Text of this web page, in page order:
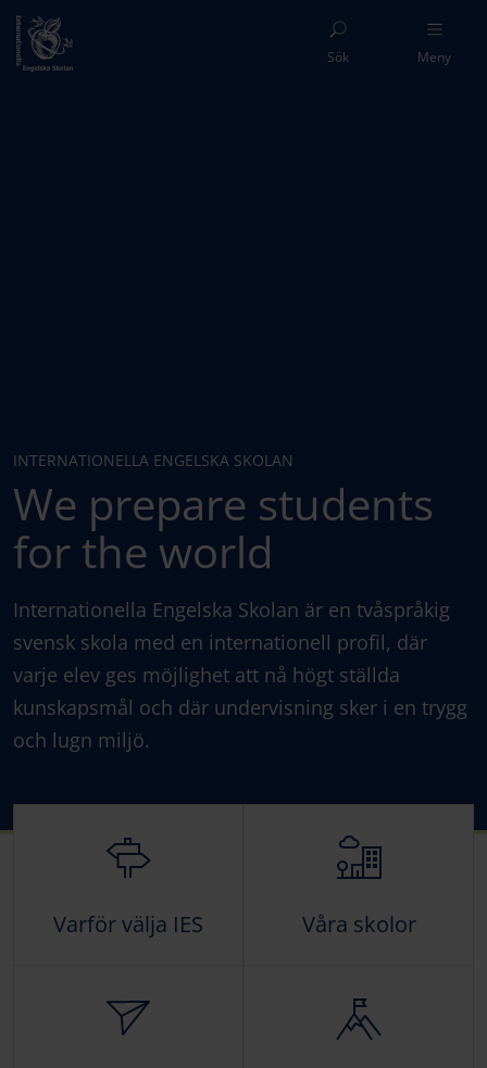
Sök Meny
INTERNATIONELLA ENGELSKA SKOLAN
We prepare students
for the world
Internationella Engelska Skolan är en tvåspråkig
svensk skola med en internationell profil, där
varje elev ges möjlighet att nå högt ställda
kunskapsmål och där undervisning sker i en trygg
och lugn miljö.
Varför välja IES Våra skolor